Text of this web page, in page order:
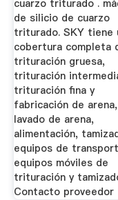
cuarzo triturado .
de silicio de cuarzo
triturado. SKY tiene
cobertura completa
trituración gruesa,
trituración
trituración fina y
fabricación de arena,
lavado de arena,
alimentación,
equipos de
equipos móviles de
trituración y
Contacto proveedor